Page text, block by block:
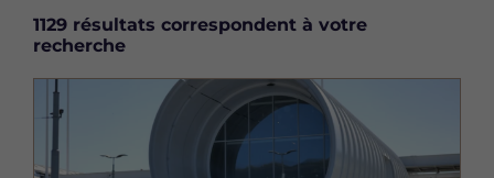
1129 résultats correspondent à votre
recherche
Image